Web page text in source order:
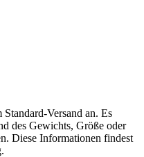
Versand an. Es
des Gewichts, Größe oder
Diese Informationen findest